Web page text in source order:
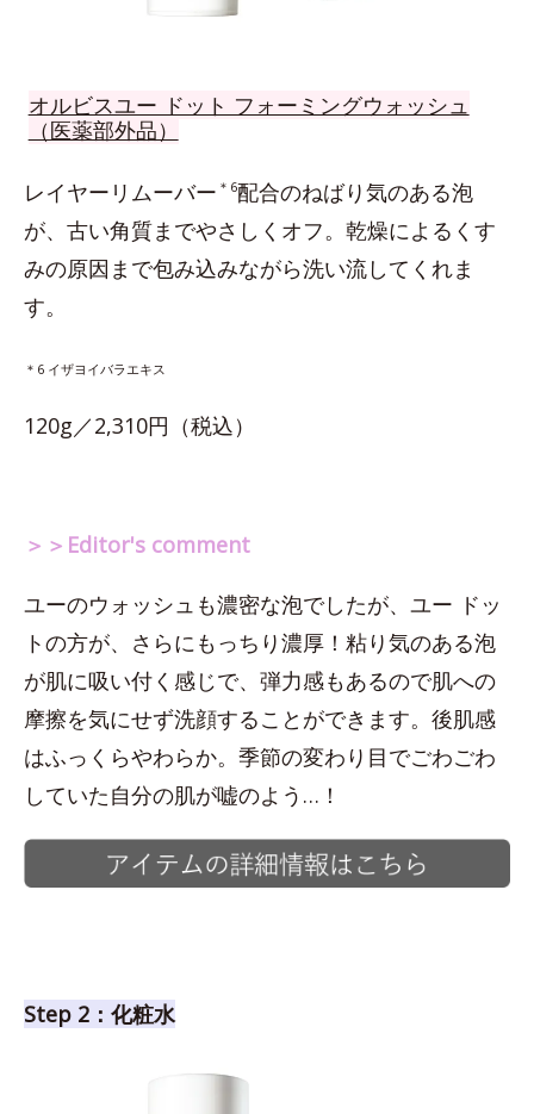
オルビスユー ドット フォーミングウォッシュ
（医薬部外品）
レイヤーリムーバー ＊6配合のねばり気のある泡
が、古い角質までやさしくオフ。乾燥によるくす
みの原因まで包み込みながら洗い流してくれま
す。
＊6 イザヨイバラエキス
120g／2,310円（税込）
＞＞Editor's comment
ユーのウォッシュも濃密な泡でしたが、ユー ドッ
トの方が、さらにもっちり濃厚！粘り気のある泡
が肌に吸い付く感じで、弾力感もあるので肌への
摩擦を気にせず洗顔することができます。後肌感
はふっくらやわらか。季節の変わり目でごわごわ
していた自分の肌が嘘のよう…！
Step 2：化粧水